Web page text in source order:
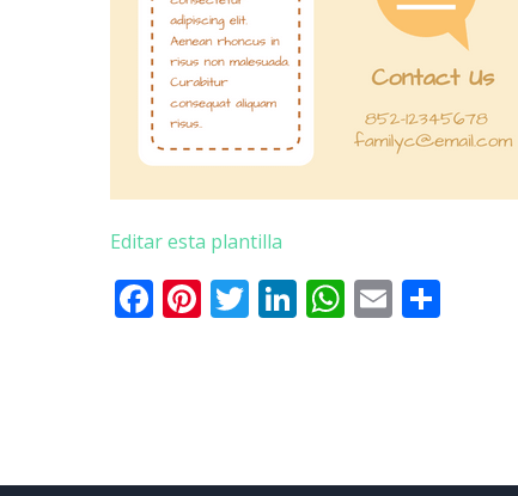
Editar esta plantilla
Facebook
Pinterest
Twitter
LinkedIn
WhatsApp
Email